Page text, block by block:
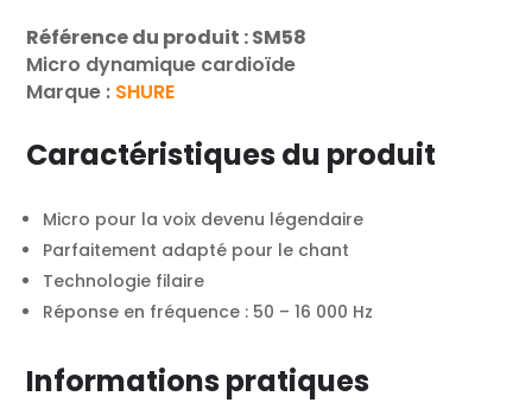
Référence du produit : SM58
Micro dynamique cardioïde
Marque : SHURE
Caractéristiques du produit
Micro pour la voix devenu légendaire
Parfaitement adapté pour le chant
Technologie filaire
Réponse en fréquence : 50 – 16 000 Hz
Informations pratiques